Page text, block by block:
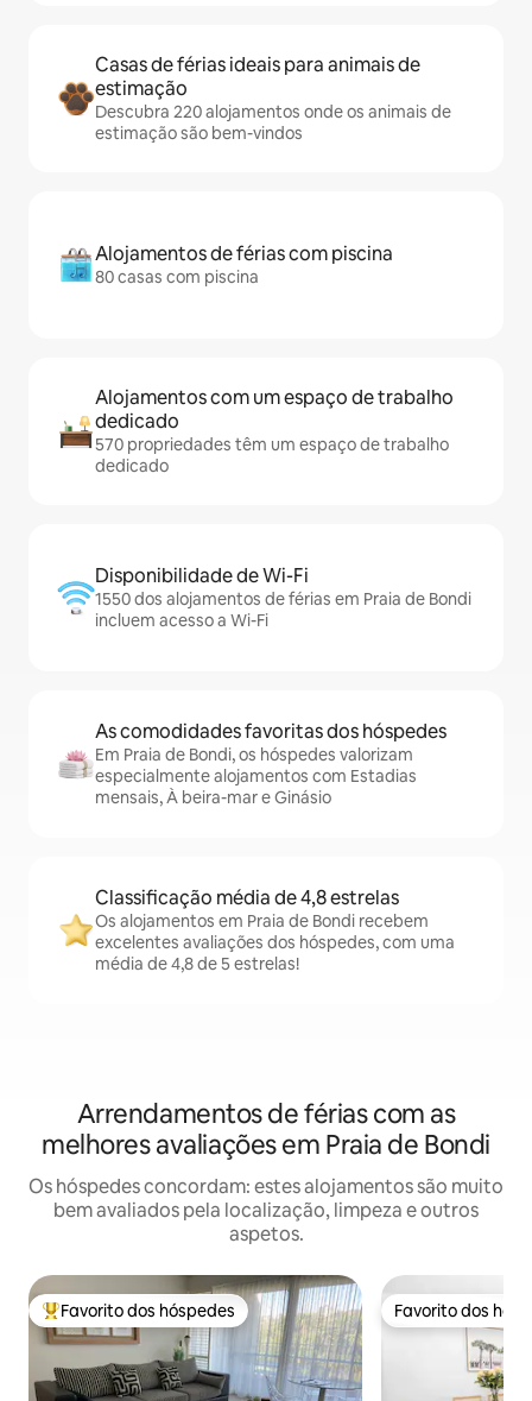
Casas de férias ideais para animais de
estimação
Descubra 220 alojamentos onde os animais de
estimação são bem-vindos
Alojamentos de férias com piscina
80 casas com piscina
Alojamentos com um espaço de trabalho
dedicado
570 propriedades têm um espaço de trabalho
dedicado
Disponibilidade de Wi-Fi
1550 dos alojamentos de férias em Praia de Bondi
incluem acesso a Wi-Fi
As comodidades favoritas dos hóspedes
Em Praia de Bondi, os hóspedes valorizam
especialmente alojamentos com Estadias
mensais, À beira-mar e Ginásio
Classificação média de 4,8 estrelas
Os alojamentos em Praia de Bondi recebem
excelentes avaliações dos hóspedes, com uma
média de 4,8 de 5 estrelas!
Arrendamentos de férias com as
melhores avaliações em Praia de Bondi
Os hóspedes concordam: estes alojamentos são muito
bem avaliados pela localização, limpeza e outros
aspetos.
Favoritos dos hóspedes mais apreciados
Favorito dos hóspedes Favorito dos
Favorito dos